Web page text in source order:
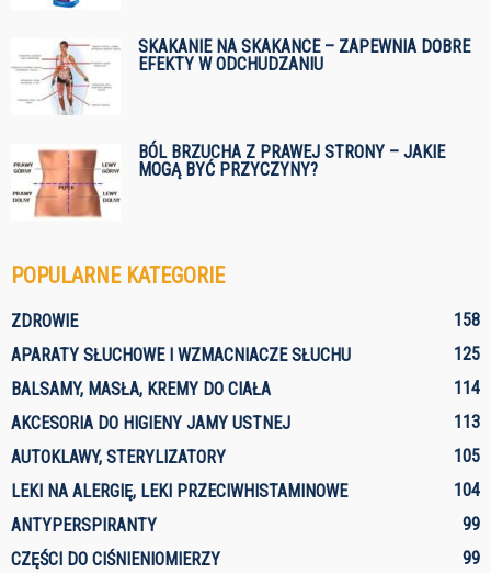
SKAKANIE NA SKAKANCE – ZAPEWNIA DOBRE
EFEKTY W ODCHUDZANIU
BÓL BRZUCHA Z PRAWEJ STRONY – JAKIE
MOGĄ BYĆ PRZYCZYNY?
POPULARNE KATEGORIE
ZDROWIE
158
APARATY SŁUCHOWE I WZMACNIACZE SŁUCHU
125
BALSAMY, MASŁA, KREMY DO CIAŁA
114
AKCESORIA DO HIGIENY JAMY USTNEJ
113
AUTOKLAWY, STERYLIZATORY
105
LEKI NA ALERGIĘ, LEKI PRZECIWHISTAMINOWE
104
ANTYPERSPIRANTY
99
CZĘŚCI DO CIŚNIENIOMIERZY
99